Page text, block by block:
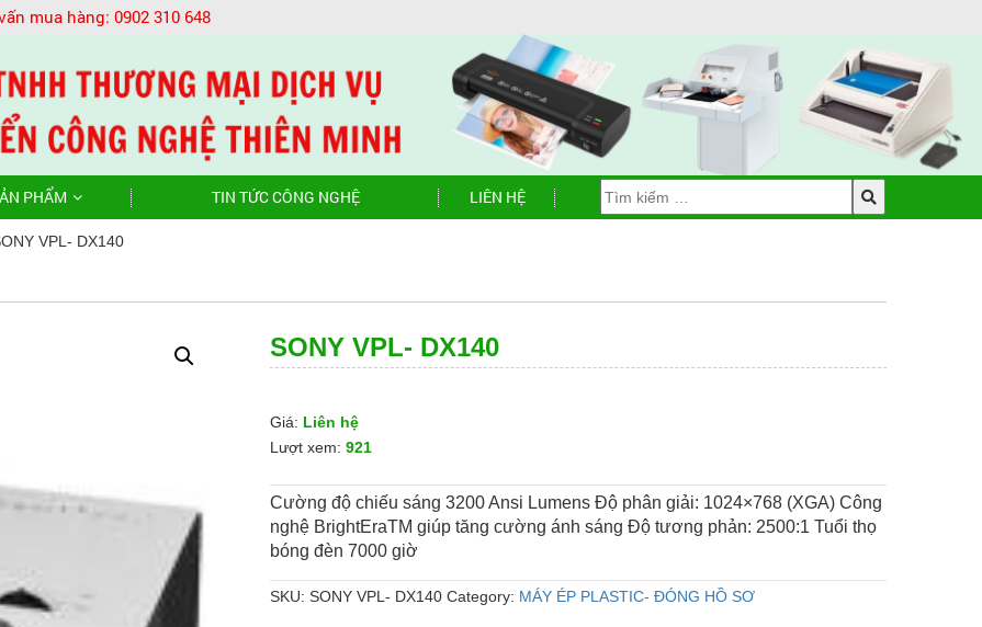
mua hàng: 0902 310 648
PHẨM TIN TỨC CÔNG NGHỆ LIÊN HỆ
VPL- DX140
SONY VPL- DX140
Giá: Liên hệ
Lượt xem: 921
Cường độ chiếu sáng 3200 Ansi Lumens Độ phân giải: 1024×768 (XGA) Công
nghệ BrightEraTM giúp tăng cường ánh sáng Độ tương phản: 2500:1 Tuổi thọ
bóng đèn 7000 giờ
SKU:SONY VPL- DX140 Category: MÁY ÉP PLASTIC- ĐÓNG HỒ SƠ